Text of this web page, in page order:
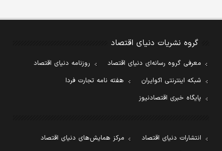
گروه نشریات دنیای اقتصاد
معرفی گروه رسانه‌ای دنیای اقتصاد
روزنامه دنیای اقتصاد
شبکه اینترنتی اکوایران
هفته نامه تجارت فردا
پایگاه خبری اقتصادنیوز
انتشارات دنیای اقتصاد
مرکز همایش‌های دنیای اقتصاد